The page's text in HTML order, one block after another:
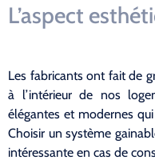
L’aspect
Les fabricants ont fait de
à l’intérieur de nos
élégantes et modernes
Choisir un système
intéressante en cas de